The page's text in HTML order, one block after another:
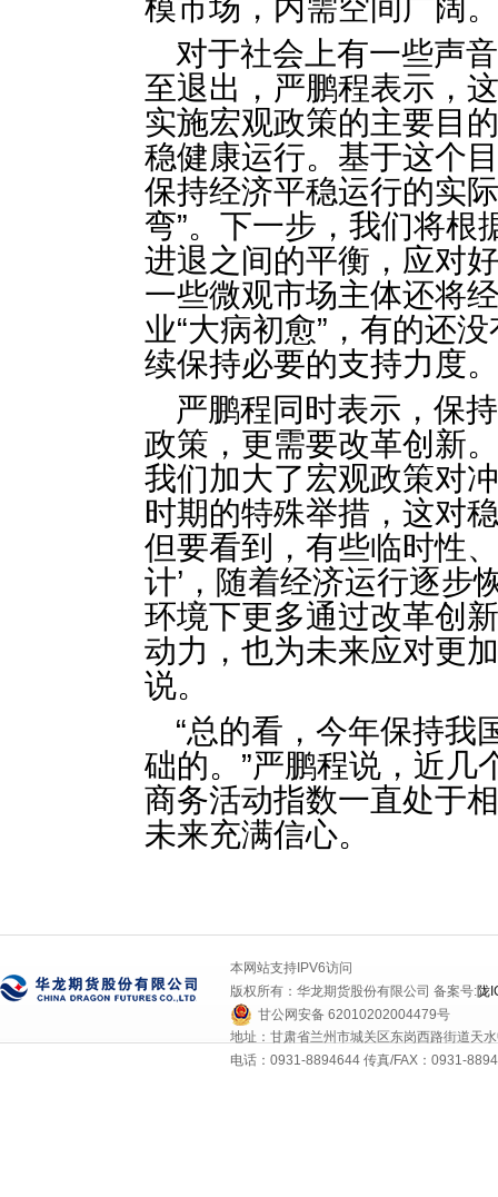
模市场，内需空间广阔
对于社会上有一些声
至退出，严鹏程表示，
实施宏观政策的主要目
稳健康运行。基于这个
保持经济平稳运行的实
弯”。下一步，我们将根
进退之间的平衡，应对
一些微观市场主体还将
业“大病初愈”，有的还
续保持必要的支持力度
严鹏程同时表示，保
政策，更需要改革创新
我们加大了宏观政策对
时期的特殊举措，这对
但要看到，有些临时性
计’，随着经济运行逐步
环境下更多通过改革创
动力，也为未来应对更
说。
“总的看，今年保持我
础的。”严鹏程说，近几
商务活动指数一直处于
未来充满信心。
本网站支持IPV6访问
版权所有：华龙期货股份有限公司 备案号:陇
甘公网安备 62010202004479号
地址：甘肃省兰州市城关区东岗西路街道天
电话：0931-8894644 传真/FAX：0931-